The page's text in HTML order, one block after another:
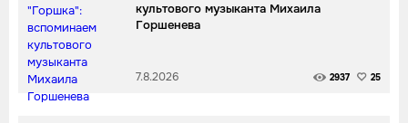
культового музыканта Михаила
Горшенева
7.8.2026 2937 25